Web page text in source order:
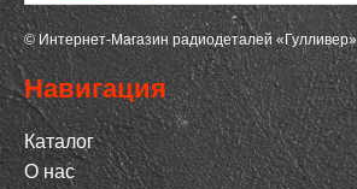
© Интернет-Магазин радиодеталей
Навигация
Каталог
О нас